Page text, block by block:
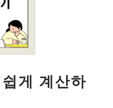
게 계산하